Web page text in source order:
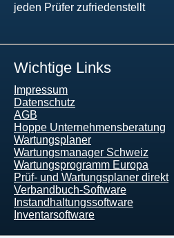
jeden Prüfer zufriedenstellt
Wichtige Links
Impressum
Datenschutz
AGB
Hoppe Unternehmensberatung
Wartungsplaner
Wartungsmanager Schweiz
Wartungsprogramm Europa
Prüf- und Wartungsplaner direkt
Verbandbuch-Software
Instandhaltungssoftware
Inventarsoftware